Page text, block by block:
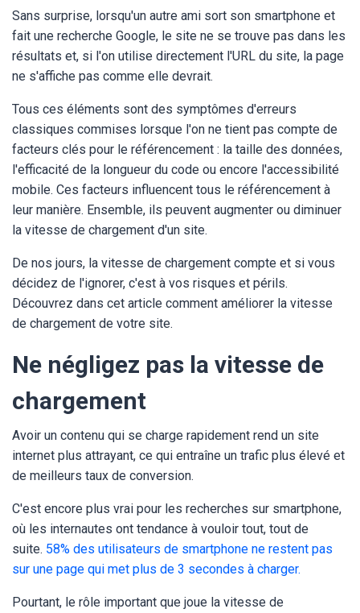
Sans surprise, lorsqu'un autre ami sort son smartphone et
fait une recherche Google, le site ne se trouve pas dans les
résultats et, si l'on utilise directement l'URL du site, la page
ne s'affiche pas comme elle devrait.
Tous ces éléments sont des symptômes d'erreurs
classiques commises lorsque l'on ne tient pas compte de
facteurs clés pour le référencement : la taille des données,
l'efficacité de la longueur du code ou encore l'accessibilité
mobile. Ces facteurs influencent tous le référencement à
leur manière. Ensemble, ils peuvent augmenter ou diminuer
la vitesse de chargement d'un site.
De nos jours, la vitesse de chargement compte et si vous
décidez de l'ignorer, c'est à vos risques et périls.
Découvrez dans cet article comment améliorer la vitesse
de chargement de votre site.
Ne négligez pas la vitesse de
chargement
Avoir un contenu qui se charge rapidement rend un site
internet plus attrayant, ce qui entraîne un trafic plus élevé et
de meilleurs taux de conversion.
C'est encore plus vrai pour les recherches sur smartphone,
où les internautes ont tendance à vouloir tout, tout de
suite. 58% des utilisateurs de smartphone ne restent pas
sur une page qui met plus de 3 secondes à charger.
Pourtant, le rôle important que joue la vitesse de